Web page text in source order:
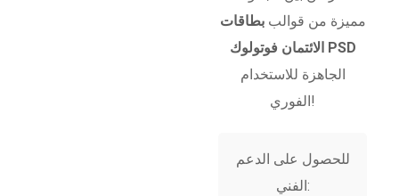
مميزة من قوالببطاقات
الائتمان فوتولوك PSD
الجاهزة للاستخدام
الفوري!
للحصول على الدعم
الفني: